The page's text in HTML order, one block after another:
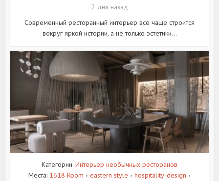
2 дня назад
Современный ресторанный интерьер все чаще строится
вокруг яркой истории, а не только эстетики...
Категории: Интерьер необычных ресторанов
Места: 1618 Room • eastern style • hospitality-design •